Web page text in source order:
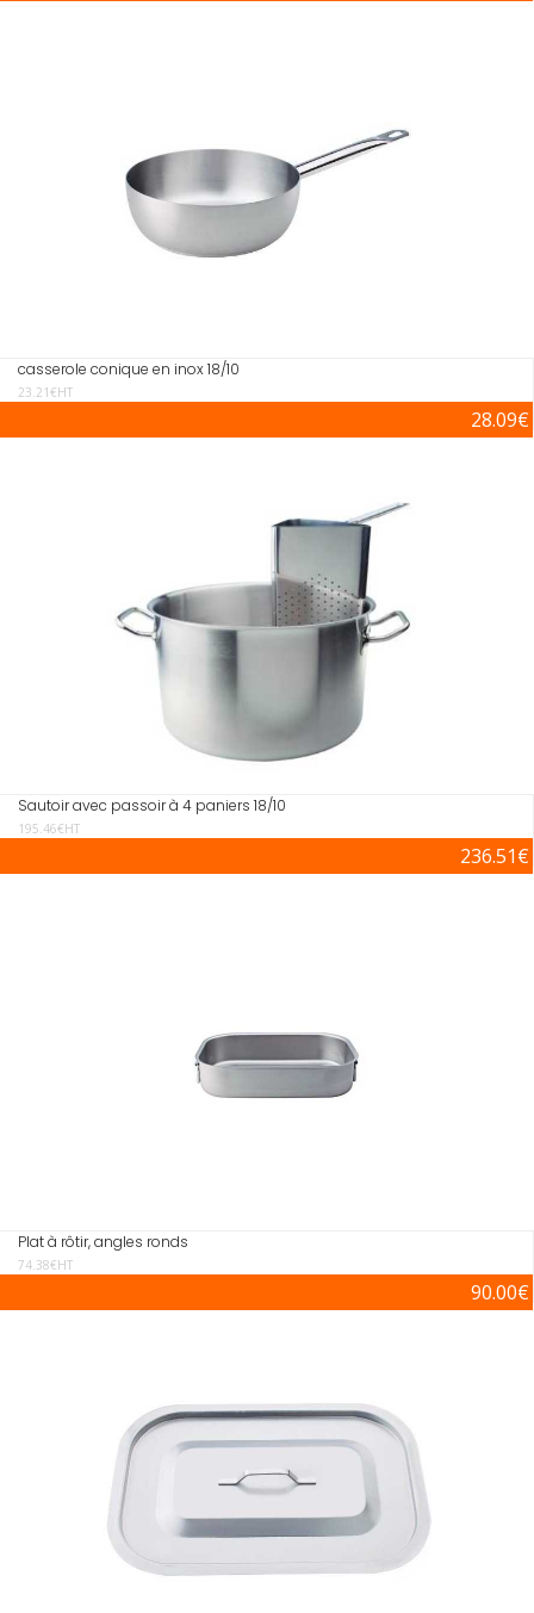
casserole conique en inox 18/10
23.21€HT
28.09€
Sautoir avec passoir à 4 paniers 18/10
195.46€HT
236.51€
Plat à rôtir, angles ronds
74.38€HT
90.00€